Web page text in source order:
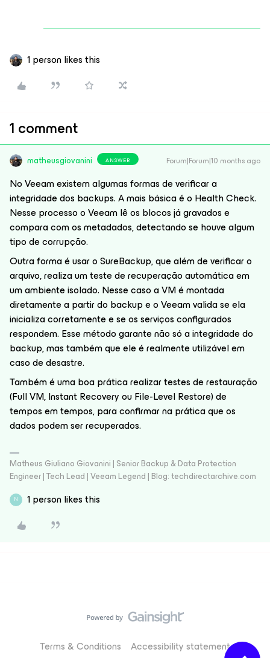
1 person likes this
1 comment
matheusgiovanini ANSWER Forum|Forum|10 months ago
No Veeam existem algumas formas de verificar a
integridade dos backups. A mais básica é o Health Check.
Nesse processo o Veeam lê os blocos já gravados e
compara com os metadados, detectando se houve algum
tipo de corrupção.
Outra forma é usar o SureBackup, que além de verificar o
arquivo, realiza um teste de recuperação automática em
um ambiente isolado. Nesse caso a VM é montada
diretamente a partir do backup e o Veeam valida se ela
inicializa corretamente e se os serviços configurados
respondem. Esse método garante não só a integridade do
backup, mas também que ele é realmente utilizável em
caso de desastre.
Também é uma boa prática realizar testes de restauração
(Full VM, Instant Recovery ou File-Level Restore) de
tempos em tempos, para confirmar na prática que os
dados podem ser recuperados.
Matheus Giuliano Giovanini | Senior Backup & Data Protection
Engineer | Tech Lead | Veeam Legend | Blog: techdirectarchive.com
N 1 person likes this
Terms & Conditions Accessibility statement